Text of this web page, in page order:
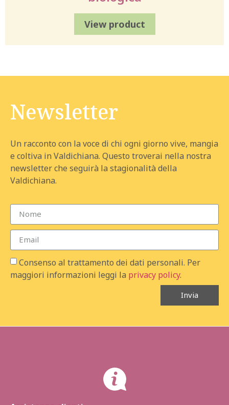
View product
Newsletter
Un racconto con la voce di chi ogni giorno vive, mangia
e coltiva in Valdichiana. Questo troverai nella nostra
newsletter che seguirà la stagionalità della
Valdichiana.
Consenso al trattamento dei dati personali. Per
maggiori informazioni leggi la privacy policy.
Invia